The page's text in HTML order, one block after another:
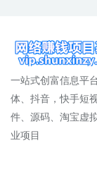
一站式创富信息平
体、抖音，快手短
件、源码、淘宝虚
业项目